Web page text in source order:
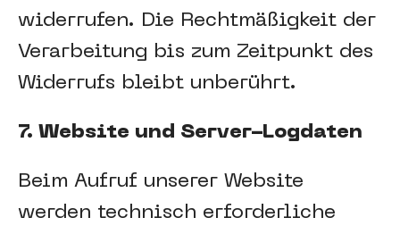
widerrufen. Die Rechtmäßigkeit der
Verarbeitung bis zum Zeitpunkt des
Widerrufs bleibt unberührt.
7. Website und Server-Logdaten
Beim Aufruf unserer Website
werden technisch erforderliche